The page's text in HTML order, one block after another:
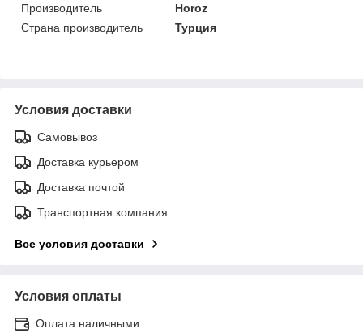
Производитель
Horoz
Страна производитель
Турция
Условия доставки
Самовывоз
Доставка курьером
Доставка почтой
Транспортная компания
Все условия доставки
Условия оплаты
Оплата наличными